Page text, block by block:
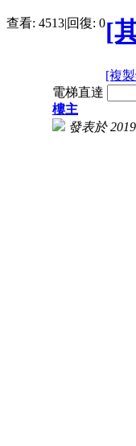
查看: 4513|回復: 0[
[複
電梯直達
樓主
發表於